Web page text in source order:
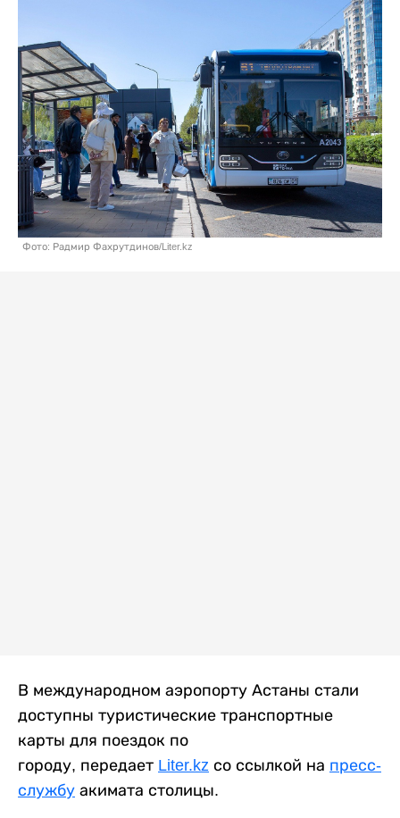
Фото: Радмир Фахрутдинов/Liter.kz
В международном аэропорту Астаны стали
доступны туристические транспортные
карты для поездок по
городу, передает Liter.kz со ссылкой на пресс-
службу акимата столицы.